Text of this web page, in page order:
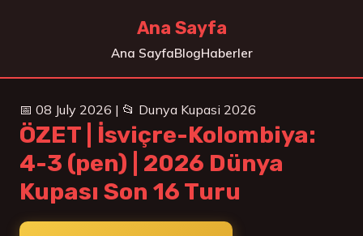
Ana Sayfa
Ana SayfaBlogHaberler
📅 08 July 2026 | 📂 Dunya Kupasi 2026
ÖZET | İsviçre-Kolombiya:
4-3 (pen) | 2026 Dünya
Kupası Son 16 Turu